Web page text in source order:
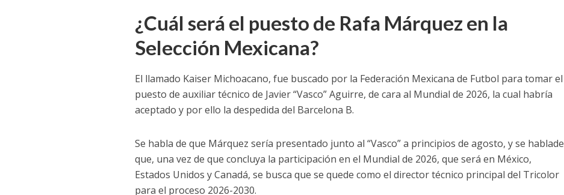
¿Cuál será el puesto de Rafa Márquez en la
Selección Mexicana?
El llamado Kaiser Michoacano, fue buscado por la Federación Mexicana de Futbol para tomar el
puesto de auxiliar técnico de Javier “Vasco” Aguirre, de cara al Mundial de 2026, la cual habría
aceptado y por ello la despedida del Barcelona B.
Se habla de que Márquez sería presentado junto al “Vasco” a principios de agosto, y se hablade
que, una vez de que concluya la participación en el Mundial de 2026, que será en México,
Estados Unidos y Canadá, se busca que se quede como el director técnico principal del Tricolor
para el proceso 2026-2030.